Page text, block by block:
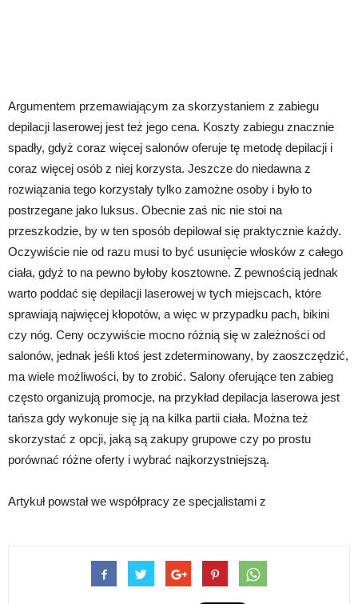
Argumentem przemawiającym za skorzystaniem z zabiegu
depilacji laserowej jest też jego cena. Koszty zabiegu znacznie
spadły, gdyż coraz więcej salonów oferuje tę metodę depilacji i
coraz więcej osób z niej korzysta. Jeszcze do niedawna z
rozwiązania tego korzystały tylko zamożne osoby i było to
postrzegane jako luksus. Obecnie zaś nic nie stoi na
przeszkodzie, by w ten sposób depilował się praktycznie każdy.
Oczywiście nie od razu musi to być usunięcie włosków z całego
ciała, gdyż to na pewno byłoby kosztowne. Z pewnością jednak
warto poddać się depilacji laserowej w tych miejscach, które
sprawiają najwięcej kłopotów, a więc w przypadku pach, bikini
czy nóg. Ceny oczywiście mocno różnią się w zależności od
salonów, jednak jeśli ktoś jest zdeterminowany, by zaoszczędzić,
ma wiele możliwości, by to zrobić. Salony oferujące ten zabieg
często organizują promocje, na przykład depilacja laserowa jest
tańsza gdy wykonuje się ją na kilka partii ciała. Można też
skorzystać z opcji, jaką są zakupy grupowe czy po prostu
porównać różne oferty i wybrać najkorzystniejszą.
Artykuł powstał we współpracy ze specjalistami z